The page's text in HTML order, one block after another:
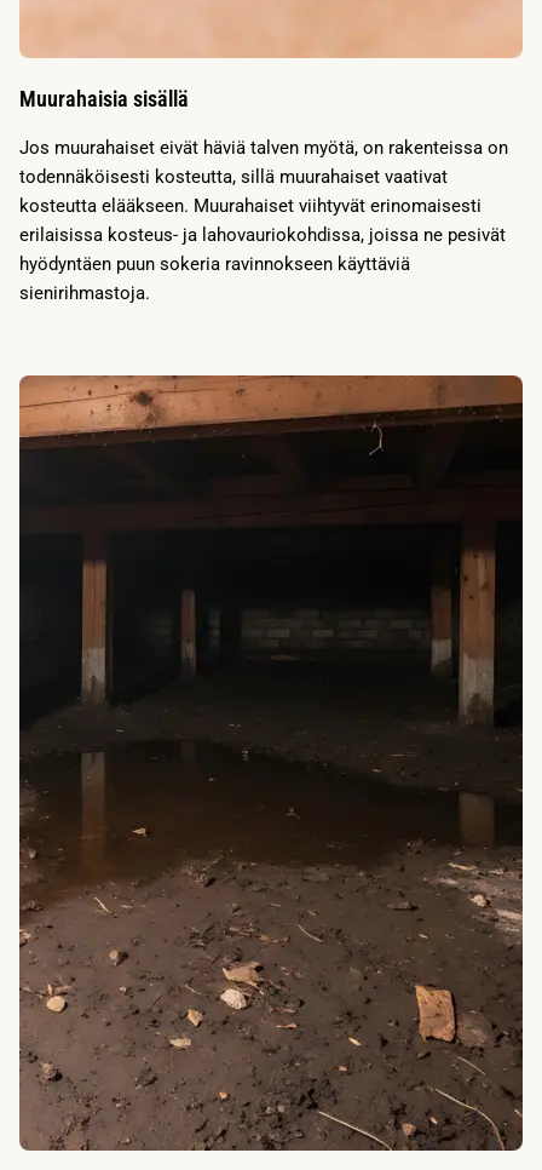
Muurahaisia sisällä
Jos muurahaiset eivät häviä talven myötä, on rakenteissa on
todennäköisesti kosteutta, sillä muurahaiset vaativat
kosteutta elääkseen. Muurahaiset viihtyvät erinomaisesti
erilaisissa kosteus- ja lahovauriokohdissa, joissa ne pesivät
hyödyntäen puun sokeria ravinnokseen käyttäviä
sienirihmastoja.